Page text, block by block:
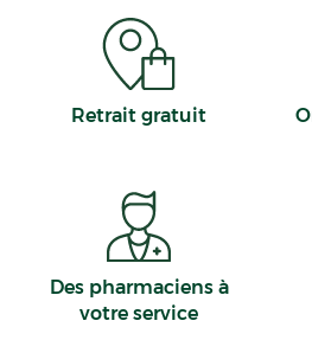
Retrait gratuit
Des pharmaciens à
votre service